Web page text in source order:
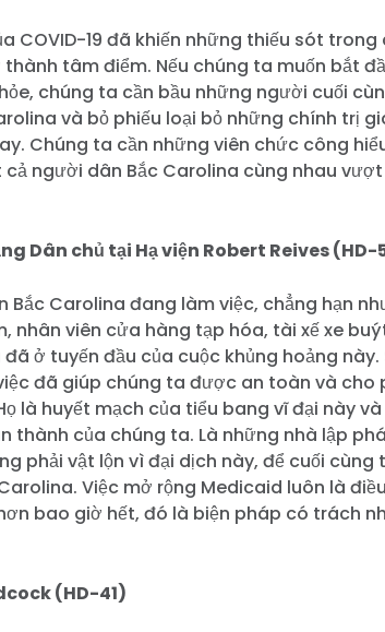
COVID-19 đã khiến những thiếu sót
tâm điểm. Nếu chúng ta muốn bắt
chúng ta cần bầu những người cuối
và bỏ phiếu loại bỏ những chính trị
Chúng ta cần những viên chức công
người dân Bắc Carolina cùng nhau
Dân chủ tại Hạ viện Robert Reives (HD-
Bắc Carolina đang làm việc, chẳng hạn
nhân viên cửa hàng tạp hóa, tài xế xe
ở tuyến đầu của cuộc khủng hoảng
đã giúp chúng ta được an toàn và cho
là huyết mạch của tiểu bang vĩ đại này
thành của chúng ta. Là những nhà lập
phải vật lộn vì đại dịch này, để cuối cùng
Việc mở rộng Medicaid luôn là
bao giờ hết, đó là biện pháp có trách
(HD-41)